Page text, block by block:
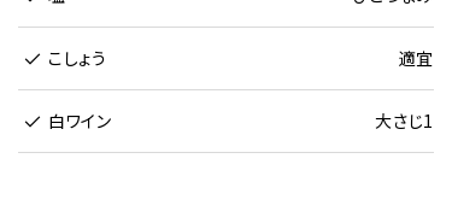
こしょう 適宜
白ワイン 大さじ1